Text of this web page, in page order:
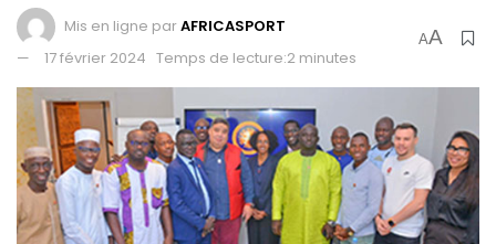
Mis en ligne parAFRICASPORT
17 février 2024 Temps de lecture:2 minutes
AA